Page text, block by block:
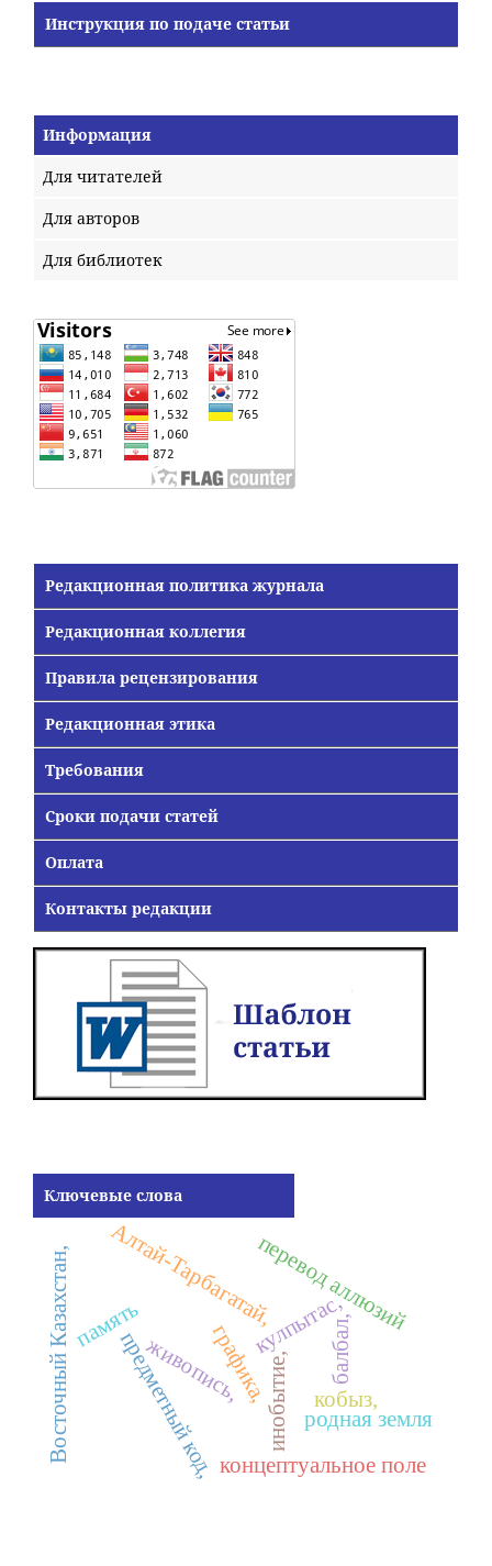
Инструкция по подаче статьи
Информация
Для читателей
Для авторов
Для библиотек
Редакционная политика журнала
Редакционная коллегия
Правила рецензирования
Редакционная этика
Требования
Сроки подачи статей
Оплата
Контакты редакции
Ключевые слова
живопись,
графика, кобыз,
балбал,
кулпытас,
предметный код, инобытие,
память перевод аллюзий
Восточный Казахстан, Алтай-Тарбагатай,
концептуальное поле
родная земля